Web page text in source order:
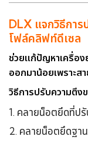
DLX แจกวิธีการ
โฟล์คลิฟท์ดีเซล
ช่วยแก้ปัญหาเครื่อ
ออกมาน้อยเพราะส
วิธีการปรับความตึง
1. คลายน็อตยึดที่ป
2. คลายน็อตยึดฐา